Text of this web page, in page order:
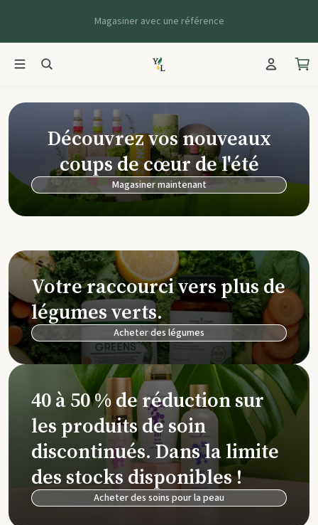
Magasiner avec une référence
Young Living
Découvrez vos nouveaux
coups de cœur de l'été
Magasiner maintenant
Votre raccourci vers plus de
légumes verts.
Acheter des légumes
40 à 50 % de réduction sur
les produits de soin
discontinués. Dans la limite
des stocks disponibles !
Acheter des soins pour la peau